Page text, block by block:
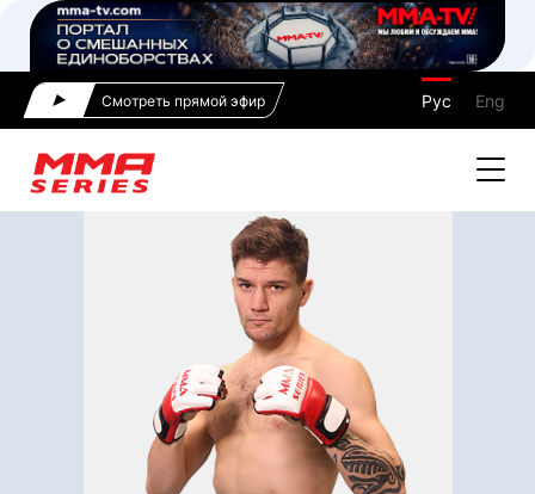
Смотреть прямой эфир Рус Eng